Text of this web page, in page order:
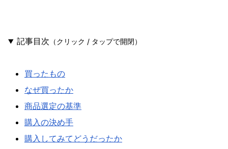
記事目次 （クリック / タップで開閉）
買ったもの
なぜ買ったか
商品選定の基準
購入の決め手
購入してみてどうだったか